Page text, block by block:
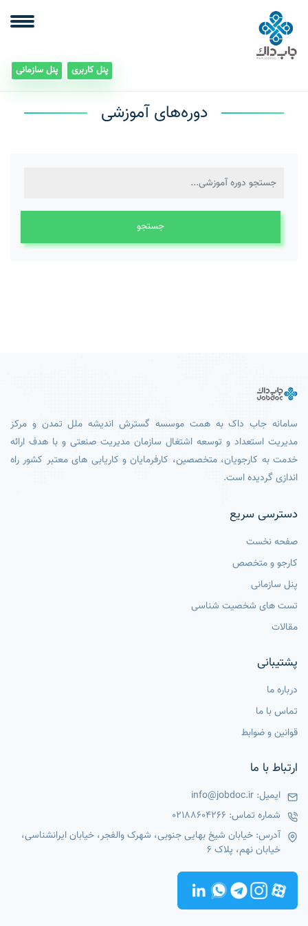
پنل کاربری پنل سازمانی
دوره‌های آموزشی
جستجو
سامانه جاب داک به همت موسسه گسترش اندیشه ملل تمدن و مرکز
مدیریت استعداد و توسعه اشتغال سازمان مدیریت صنعتی و با هدف ارائه
خدمت به کارجویان، متخصصین، کارفرمایان و کاریابی های معتبر کشور راه
اندازی گردیده است.
دسترسی سریع
صفحه نخست
کارجو و متخصص
پنل سازمانی
تست های شخصیت شناسی
مقالات
پشتیبانی
درباره ما
تماس با ما
قوانین و ضوابط
ارتباط با ما
ایمیل: info@jobdoc.ir
شماره تماس: 02188604266
آدرس: خیابان شیخ بهایی جنوبی، شهرک والفجر، خیابان ایرانشناسی،
خیابان نهم، پلاک 6